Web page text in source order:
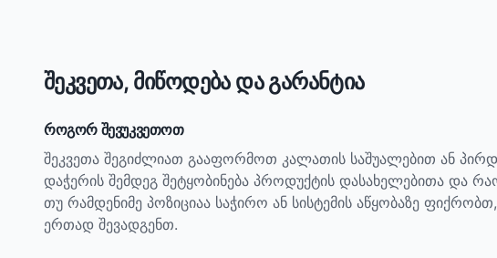
შეკვეთა, მიწოდება და გარანტია
როგორ შევუკვეთოთ
შეკვეთა შეგიძლიათ გააფორმოთ კალათის საშუალებით ან
დაჭერის შემდეგ შეტყობინება პროდუქტის დასახელებითა და
თუ რამდენიმე პოზიციაა საჭირო ან სისტემის აწყობაზე
ერთად შევადგენთ.